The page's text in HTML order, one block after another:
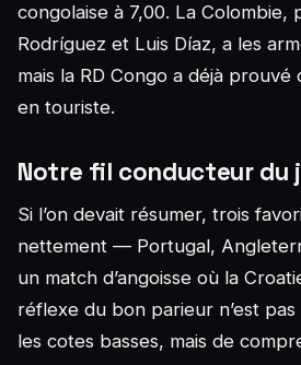
congolaise à 7,00. La Colombie,
Rodríguez et Luis Díaz, a les
mais la RD Congo a déjà prouvé
en touriste.
Notre fil conducteur du
Si l’on devait résumer, trois
nettement — Portugal,
un match d’angoisse où la
réflexe du bon parieur n’est
les cotes basses, mais de